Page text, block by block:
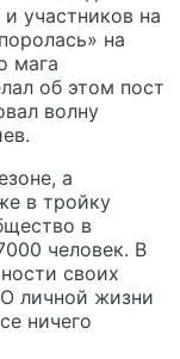
участников на
на
мага
об этом пост
волну
а
в тройку
в
человек. В
своих
личной жизни
ничего